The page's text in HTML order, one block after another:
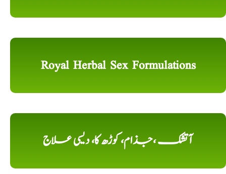
Royal Herbal Sex Formulations
آتشک ،جذام، کوڑھ کا، دیسی علاج